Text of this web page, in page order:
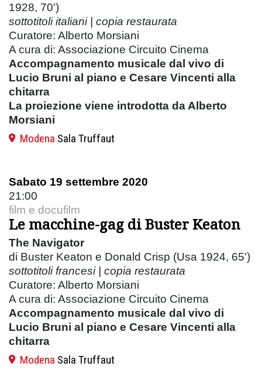
1928, 70')
sottotitoli italiani | copia restaurata
Curatore: Alberto Morsiani
A cura di: Associazione Circuito Cinema
Accompagnamento musicale dal vivo di
Lucio Bruni al piano e Cesare Vincenti alla
chitarra
La proiezione viene introdotta da Alberto
Morsiani
Modena Sala Truffaut
Sabato 19 settembre 2020
21:00
film e docufilm
Le macchine-gag di Buster Keaton
The Navigator
di Buster Keaton e Donald Crisp (Usa 1924, 65')
sottotitoli francesi | copia restaurata
Curatore: Alberto Morsiani
A cura di: Associazione Circuito Cinema
Accompagnamento musicale dal vivo di
Lucio Bruni al piano e Cesare Vincenti alla
chitarra
Modena Sala Truffaut